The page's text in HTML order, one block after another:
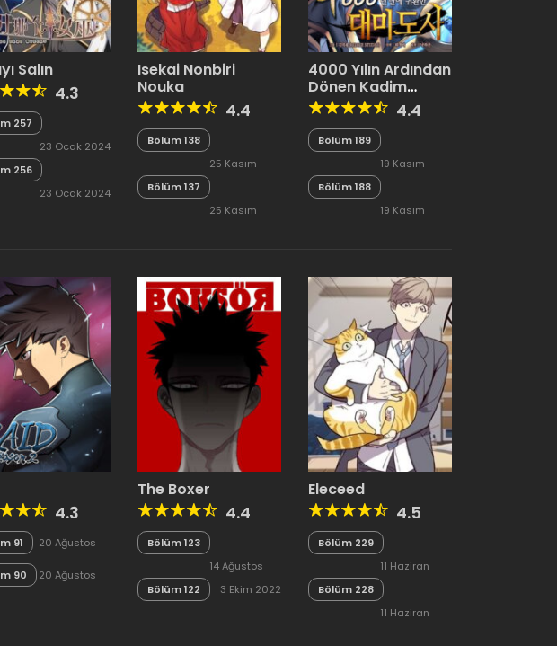
Salın
4.3
257
23 Ocak 2024
256
23 Ocak 2024
Isekai Nonbiri
Nouka
4.4
Bölüm 138
25 Kasım
2023
Bölüm 137
25 Kasım
4000 Yılın Ardından
Dönen Kadim
Büyücü
4.4
Bölüm 189
19 Kasım
2023
Bölüm 188
19 Kasım
4.3
91
20 Ağustos
90
20 Ağustos
The Boxer
4.4
Bölüm 123
14 Ağustos
2023
Bölüm 122 3 Ekim 2022
Eleceed
4.5
Bölüm 229
11 Haziran
2023
Bölüm 228
11 Haziran